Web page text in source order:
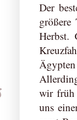
Der
Herbst.
wir früh
uns